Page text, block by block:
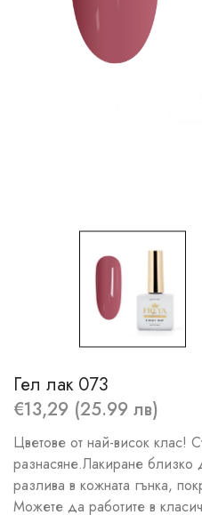
Гел лак 073
€13,29 (25.99 лв)
Цветове от най-висок клас!
разнасяне.Лакиране близко
разлива в кожната гънка,
Можете да работите в